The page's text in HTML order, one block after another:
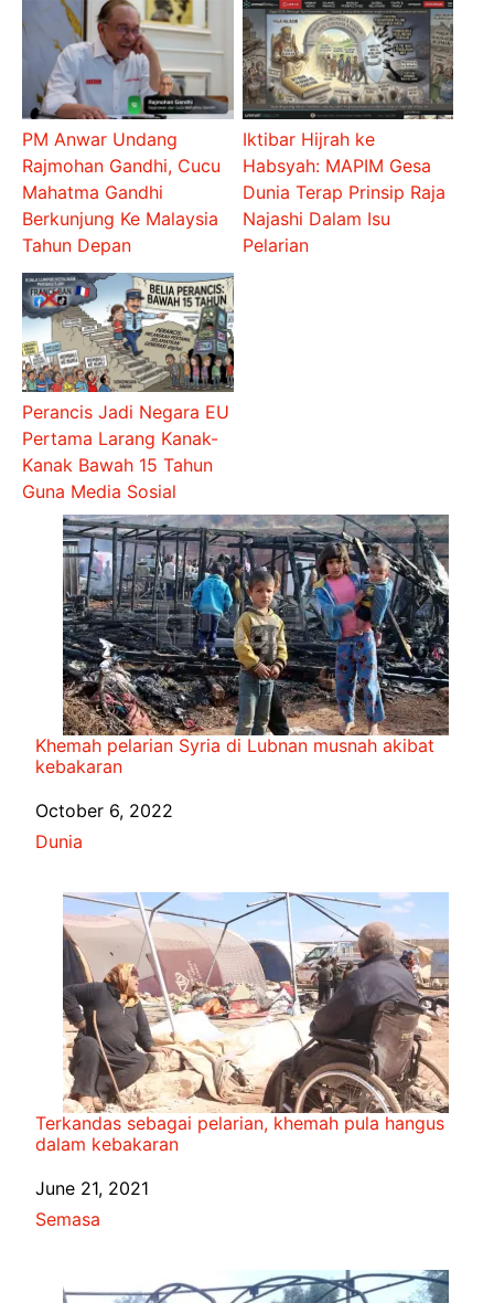
PM Anwar Undang
Rajmohan Gandhi, Cucu
Mahatma Gandhi
Berkunjung Ke Malaysia
Tahun Depan
Iktibar Hijrah ke
Habsyah: MAPIM Gesa
Dunia Terap Prinsip Raja
Najashi Dalam Isu
Pelarian
Perancis Jadi Negara EU
Pertama Larang Kanak-
Kanak Bawah 15 Tahun
Guna Media Sosial
Khemah pelarian Syria di Lubnan musnah akibat
kebakaran
Date
October 6, 2022
In relation to
Dunia
Terkandas sebagai pelarian, khemah pula hangus
dalam kebakaran
Date
June 21, 2021
In relation to
Semasa